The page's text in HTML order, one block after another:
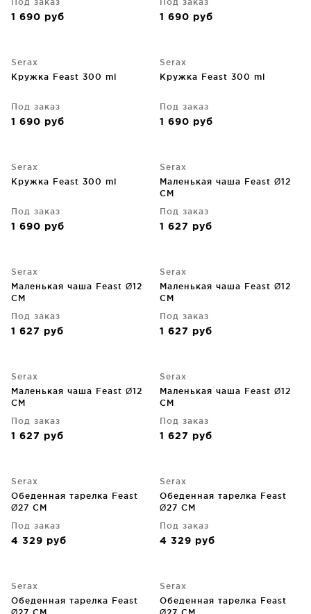
1 690 руб 1 690 руб
Serax
Кружка Feast 300 ml
Под заказ
1 690 руб
Serax
Кружка Feast 300 ml
Под заказ
1 690 руб
Serax
Кружка Feast 300 ml
Под заказ
1 690 руб
Serax
Маленькая чаша Feast Ø12
CM
Под заказ
1 627 руб
Serax
Маленькая чаша Feast Ø12
CM
Под заказ
1 627 руб
Serax
Маленькая чаша Feast Ø12
CM
Под заказ
1 627 руб
Serax
Маленькая чаша Feast Ø12
CM
Под заказ
1 627 руб
Serax
Маленькая чаша Feast Ø12
CM
Под заказ
1 627 руб
Serax
Обеденная тарелка Feast
Ø27 CM
Под заказ
4 329 руб
Serax
Обеденная тарелка Feast
Ø27 CM
Под заказ
4 329 руб
Serax
Обеденная тарелка Feast
Serax
Обеденная тарелка Feast